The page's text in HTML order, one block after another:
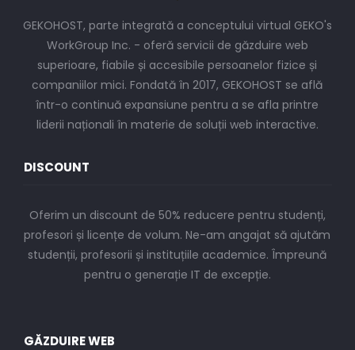
GEKOHOST, parte integrată a conceptului virtual GEKO's
WorkGroup Inc. - oferă servicii de găzduire web
superioare, fiabile și accesibile persoanelor fizice și
companiilor mici. Fondată în 2017, GEKOHOST se află
într-o continuă expansiune pentru a se afla printre
liderii naționali în materie de soluții web interactive.
DISCOUNT
Oferim un discount de 50% reducere pentru studenți,
profesori și licențe de volum. Ne-am angajat să ajutăm
studenții, profesorii și instituțiile academice. Împreună
pentru o generație IT de excepție.
GĂZDUIRE WEB